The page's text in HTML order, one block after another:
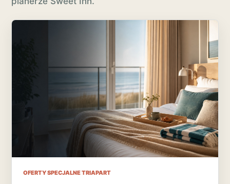
OFERTY SPECJALNE TRIAPART